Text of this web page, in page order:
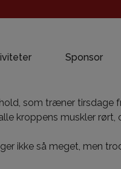
Sponsor
som træner tirsdage
kroppens muskler rørt,
ikke så meget, men